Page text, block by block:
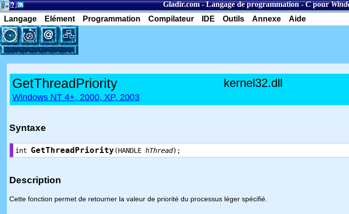
Gladir.com-Langage de programmation-Cpour
Langage
Elément Programmation Compilateur IDE Outils Annexe Aide
GetThreadPriority kernel32.dll
Windows NT 4+, 2000, XP, 2003
Syntaxe
int GetThreadPriority (HANDLE hThread);
Description
Cette fonction permet de retourner la valeur de priorité du processus léger spécifié.